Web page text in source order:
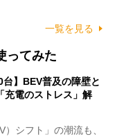
一覧を見る
ってみた
台】BEV普及の障壁と
充電のストレス」解
シフト」の潮流も、